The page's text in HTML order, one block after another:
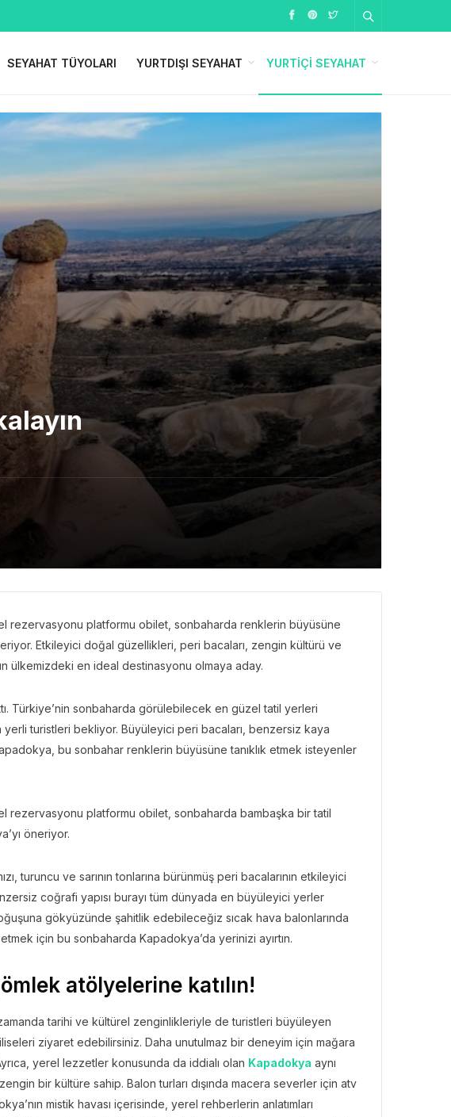
SEYAHAT TÜYOLARI YURTDIŞI SEYAHAT YURTIÇI SEYAHAT
rezervasyonu platformu obilet, sonbaharda renklerin büyüsüne
Etkileyici doğal güzellikleri, peri bacaları, zengin kültürü ve
ülkemizdeki en ideal destinasyonu olmaya aday.
Türkiye’nin sonbaharda görülebilecek en güzel tatil yerleri
yerli turistleri bekliyor. Büyüleyici peri bacaları, benzersiz kaya
bu sonbahar renklerin büyüsüne tanıklık etmek isteyenler
rezervasyonu platformu obilet, sonbaharda bambaşka bir tatil
öneriyor.
turuncu ve sarının tonlarına bürünmüş peri bacalarının etkileyici
coğrafi yapısı burayı tüm dünyada en büyüleyici yerler
gökyüzünde şahitlik edebileceğiz sıcak hava balonlarında
için bu sonbaharda Kapadokya’da yerinizi ayırtın.
atölyelerine katılın!
tarihi ve kültürel zenginlikleriyle de turistleri büyüleyen
ziyaret edebilirsiniz. Daha unutulmaz bir deneyim için mağara
yerel lezzetler konusunda da iddialı olan Kapadokya aynı
bir kültüre sahip. Balon turları dışında macera severler için atv
mistik havası içerisinde, yerel rehberlerin anlatımları